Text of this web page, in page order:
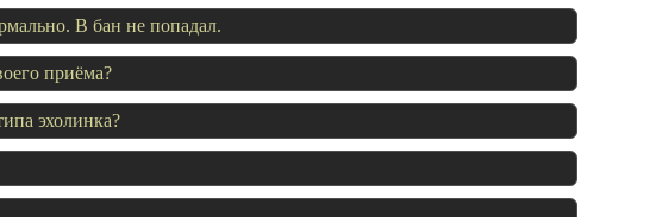
В бан не попадал.
приёма?
эхолинка?